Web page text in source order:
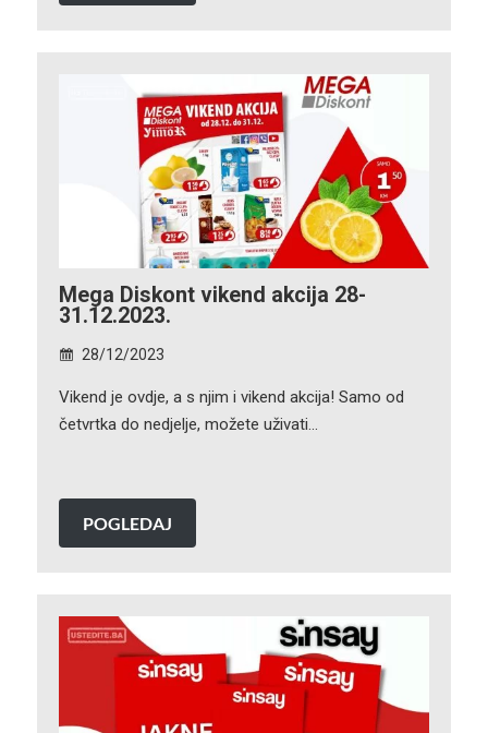
Mega Diskont vikend akcija 28-
31.12.2023.
28/12/2023
Vikend je ovdje, a s njim i vikend akcija! Samo od
četvrtka do nedjelje, možete uživati…
POGLEDAJ